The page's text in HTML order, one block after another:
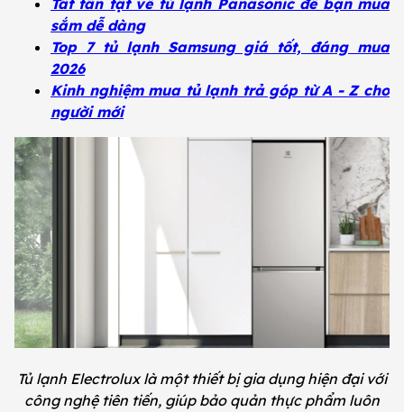
Tất tần tật về tủ lạnh Panasonic để bạn mua
sắm dễ dàng
Top 7 tủ lạnh Samsung giá tốt, đáng mua
2026
Kinh nghiệm mua tủ lạnh trả góp từ A - Z cho
người mới
Tủ lạnh Electrolux là một thiết bị gia dụng hiện đại với
công nghệ tiên tiến, giúp bảo quản thực phẩm luôn